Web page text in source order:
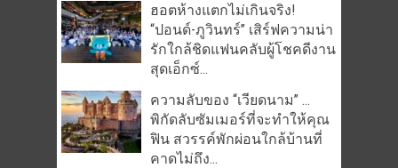
ฮอตห้างแตกไม่เกินจริง!
“ปอนด์-ภูวินทร์” เสิร์ฟความน่า
รักใกล้ชิดแฟนคลับผู้โชคดีงาน
สุดเอ็กซ์...
ความลับของ “เวียดนาม” …
พิกัดลับซัมเมอร์ที่จะทำให้คุณ
ฟิน สวรรค์พักผ่อนใกล้บ้านที่
คาดไม่ถึง...